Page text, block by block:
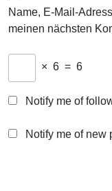
Name, E-Mail-
meinen nächsten
× 6 = 6
Notify me of
Notify me of new